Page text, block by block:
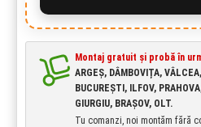
Montaj gratuit și probă în
ARGEȘ, DÂMBOVIȚA,
BUCUREȘTI, ILFOV,
GIURGIU, BRAȘOV, OLT.
Tu comanzi, noi montăm fără